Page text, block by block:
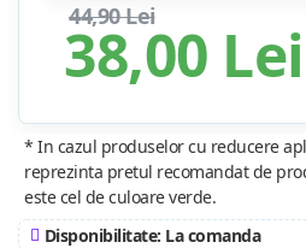
38,00 Lei
44,90 Lei
* In cazul produselor cu reducere
reprezinta pretul recomandat de
este cel de culoare verde.
Disponibilitate: La comanda